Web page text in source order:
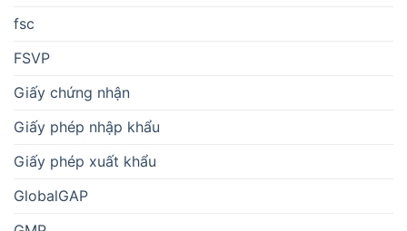
fsc
FSVP
Giấy chứng nhận
Giấy phép nhập khẩu
Giấy phép xuất khẩu
GlobalGAP